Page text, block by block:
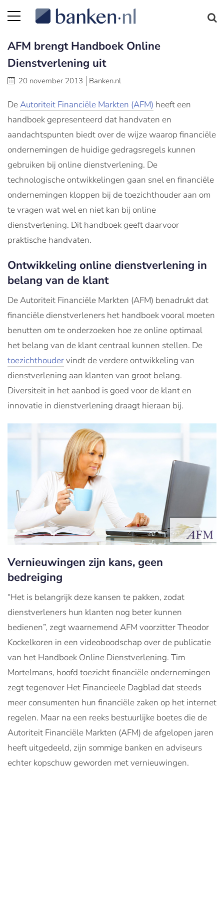
AFM brengt Handboek Online
Dienstverlening uit
20 november 2013 Banken.nl
DeAutoriteit Financiële Markten (AFM) heeft een
handboek gepresenteerd dat handvaten en
aandachtspunten biedt over de wijze waarop financiële
ondernemingen de huidige gedragsregels kunnen
gebruiken bij online dienstverlening. De
technologische ontwikkelingen gaan snel en financiële
ondernemingen kloppen bij de toezichthouder aan om
te vragen wat wel en niet kan bij online
dienstverlening. Dit handboek geeft daarvoor
praktische handvaten.
Ontwikkeling online dienstverlening in
belang van de klant
De Autoriteit Financiële Markten (AFM) benadrukt dat
financiële dienstverleners het handboek vooral moeten
benutten om te onderzoeken hoe ze online optimaal
het belang van de klant centraal kunnen stellen. De
toezichthoudervindt de verdere ontwikkeling van
dienstverlening aan klanten van groot belang.
Diversiteit in het aanbod is goed voor de klant en
innovatie in dienstverlening draagt hieraan bij.
Vernieuwingen zijn kans, geen
bedreiging
“Het is belangrijk deze kansen te pakken, zodat
dienstverleners hun klanten nog beter kunnen
bedienen”, zegt waarnemend AFM voorzitter Theodor
Kockelkoren in een videoboodschap over de publicatie
van het Handboek Online Dienstverlening. Tim
Mortelmans, hoofd toezicht financiële ondernemingen
zegt tegenover Het Financieele Dagblad dat steeds
meer consumenten hun financiële zaken op het internet
regelen. Maar na een reeks bestuurlijke boetes die de
Autoriteit Financiële Markten (AFM) de afgelopen jaren
heeft uitgedeeld, zijn sommige banken en adviseurs
echter kopschuw geworden met vernieuwingen.